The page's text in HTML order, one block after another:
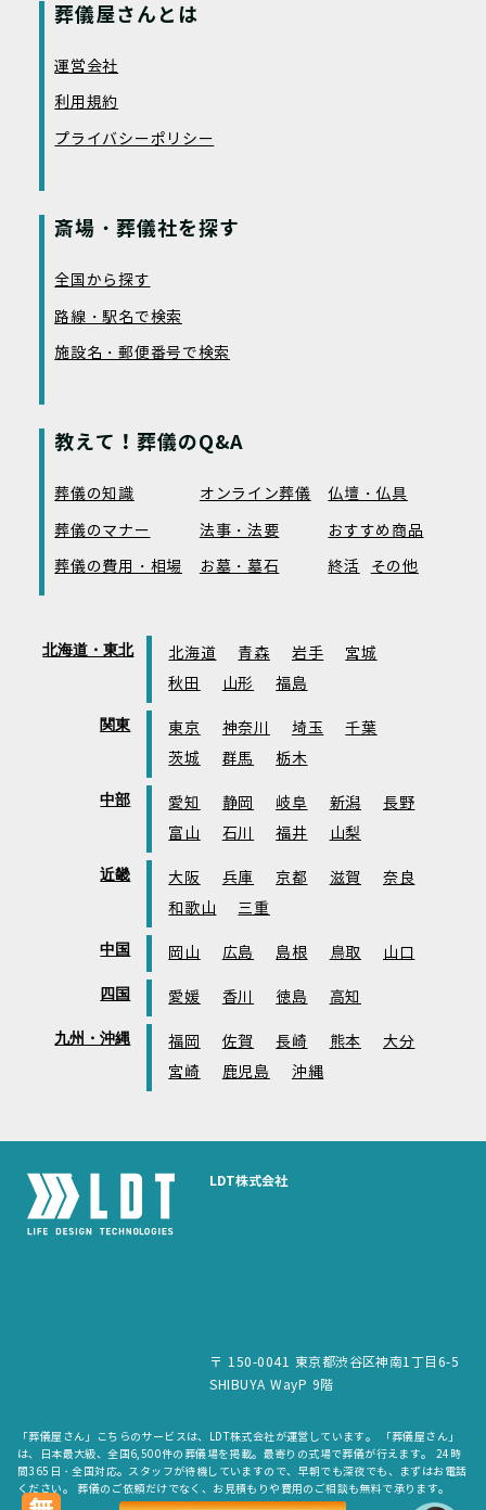
葬儀屋さんとは
運営会社
利用規約
プライバシーポリシー
斎場・葬儀社を探す
全国から探す
路線・駅名で検索
施設名・郵便番号で検索
教えて！葬儀のQ&A
葬儀の知識 オンライン葬儀
仏壇・仏具
葬儀のマナー
法事・法要
おすすめ商品
葬儀の費用・相場
お墓・墓石 終活 その他
北海道・東北 北海道 青森 岩手
宮城
秋田
山形 福島
関東 東京 神奈川 埼玉
千葉
茨城
群馬 栃木
中部 愛知 静岡 岐阜 新潟
長野
富山
石川 福井 山梨
近畿 大阪 兵庫 京都 滋賀
奈良
和歌山
三重
中国 岡山 広島 島根 鳥取 山口
四国 愛媛 香川 徳島 高知
九州・沖縄 福岡 佐賀 長崎 熊本
大分
宮崎
鹿児島 沖縄
LDT株式会社
〒 150-0041 東京都渋谷区神南1丁目6-5
SHIBUYA WayP 9階
「葬儀屋さん」こちらのサービスは、LDT株式会社が運営しています。 「葬儀屋さん」
は、日本最大級、全国6,500件の葬儀場を掲載。最寄りの式場で葬儀が行えます。 24時
間365日・全国対応。スタッフが待機していますので、早朝でも深夜でも、まずはお電話
ください。 葬儀のご依頼だけでなく、お見積もりや費用のご相談も無料で承ります。